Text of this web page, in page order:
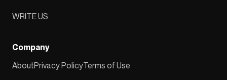
WRITE US
Company
AboutPrivacy PolicyTerms of Use